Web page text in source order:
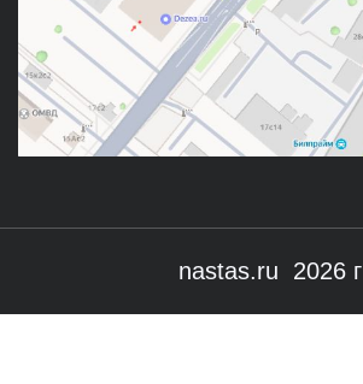
nastas.ru 2026 г